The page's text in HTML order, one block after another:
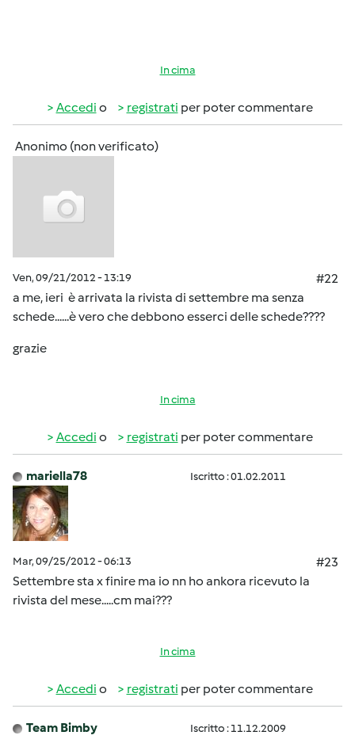
In cima
Accedi o registrati per poter commentare
Anonimo (non verificato)
Ven, 09/21/2012 - 13:19
#22
a me, ieri è arrivata la rivista di settembre ma senza
schede......è vero che debbono esserci delle schede????
grazie
In cima
Accedi o registrati per poter commentare
mariella78 Iscritto : 01.02.2011
Mar, 09/25/2012 - 06:13
#23
Settembre sta x finire ma io nn ho ankora ricevuto la
rivista del mese.....cm mai???
In cima
Accedi o registrati per poter commentare
Team Bimby Iscritto : 11.12.2009